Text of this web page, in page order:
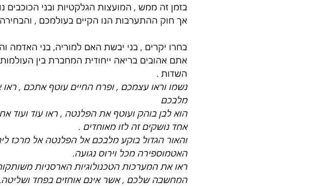
בזמן זה ממש , המועצות הגלקטיות ובני הכוכבים
אך חוק ההתערבות הנו הקיים בעולמכם ,
בחרו יקרים , בני יבשת האם למוריה, בני
אתם אהובים בריאה ייחודית המחברת בין
השדות .
נשמו וראו עצמכם , ופרח החיים עוטף אתכם ,
מלבכם
הוא לבן בוהק ועוטף את הפלנטה , ראו עוד ועוד
אחד נושקים זה לזו מאוחדים .
והאור הגדול בוקע מלבכם אל הפלנטה אל מרכז
האטמוספירה מכל וירוס נגועה.
ראו את המערכות הטכנולוגיות הארסניות
המחשבה שלכם , אשר אינם אוחזים בפחד ושליטה.